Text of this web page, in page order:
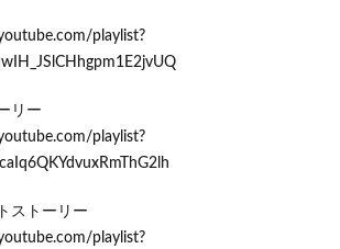
playlist?
リー
playlist?
ストーリー
playlist?